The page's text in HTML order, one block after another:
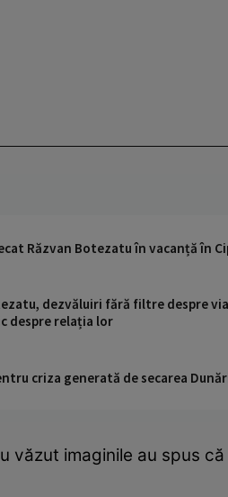
Răzvan Botezatu în vacanță în
dezvăluiri fără filtre despre
despre relația lor
criza generată de secarea
văzut imaginile au spus